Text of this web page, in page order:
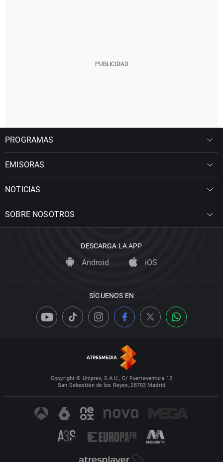
PROGRAMAS
EMISORAS
NOTICIAS
SOBRE NOSOTROS
DESCARGA LA APP
Android iOS
SÍGUENOS EN
Copyright © Uniprex, S.A.U., C/ Fuerteventura 12
San Sebastián de los Reyes, 28703 Madrid